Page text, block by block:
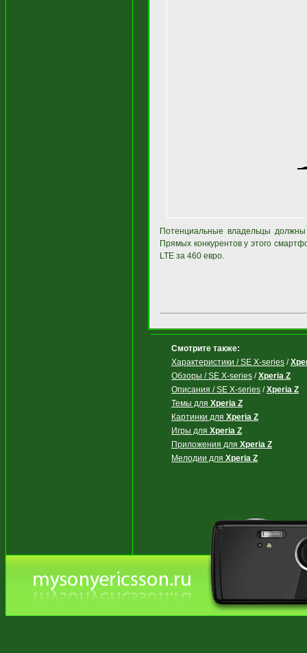
Потенциальные владельцы
Прямых конкурентов у этого
LTE за 460 евро.
Смотрите также:
Характеристики / SE X-series /
Обзоры / SE X-series /Xperia Z
Описания / SE X-series /Xperia Z
Темы для Xperia Z
Картинки для Xperia Z
Игры для Xperia Z
Приложения для Xperia Z
Мелодии для Xperia Z